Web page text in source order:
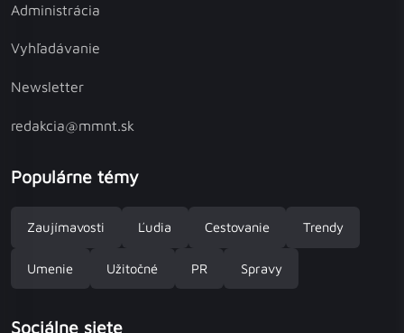
Administrácia
Vyhľadávanie
Newsletter
redakcia@mmnt.sk
Populárne témy
Zaujímavosti Ľudia Cestovanie Trendy
Umenie Užitočné PR Spravy
Sociálne siete